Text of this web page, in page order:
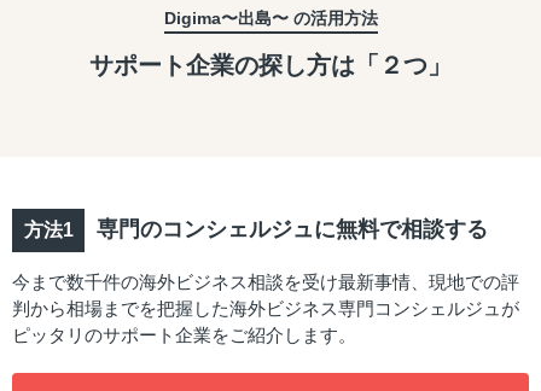
Digima〜出島〜 の活用方法
サポート企業の探し方は「２つ」
専門のコンシェルジュに無料で相談する
今まで数千件の海外ビジネス相談を受け最新事情、現地での評
判から相場までを把握した海外ビジネス専門コンシェルジュが
ピッタリのサポート企業をご紹介します。